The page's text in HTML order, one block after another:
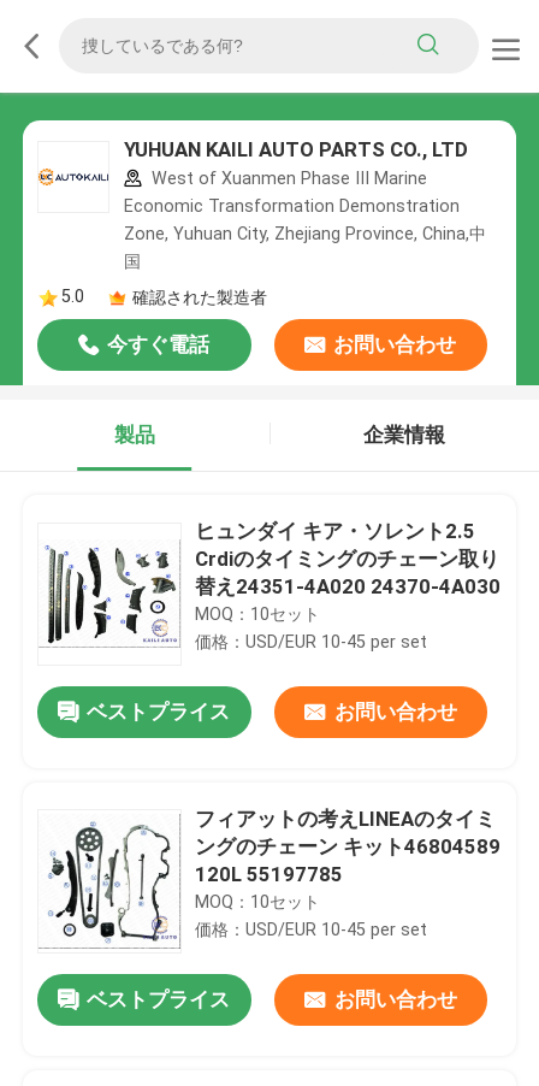
YUHUAN KAILI AUTO PARTS CO., LTD
West of Xuanmen Phase III Marine
Economic Transformation Demonstration
Zone, Yuhuan City, Zhejiang Province, China,中
国
5.0
確認された製造者
今すぐ電話 お問い合わせ
製品 企業情報
ヒュンダイ キア・ソレント2.5
Crdiのタイミングのチェーン取り
替え24351-4A020 24370-4A030
MOQ：10セット
価格：USD/EUR 10-45 per set
ベストプライス お問い合わせ
フィアットの考えLINEAのタイミ
ングのチェーン キット46804589
120L 55197785
MOQ：10セット
価格：USD/EUR 10-45 per set
ベストプライス お問い合わせ